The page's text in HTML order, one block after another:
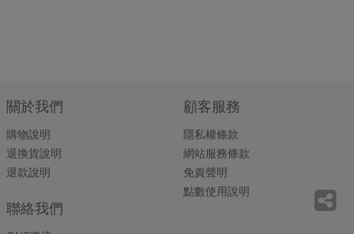
關於我們
購物說明
退換貨說明
退款說明
顧客服務
隱私權條款
網站服務條款
免責聲明
點數使用說明
聯絡我們